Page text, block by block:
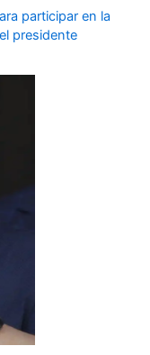
participar en la
presidente